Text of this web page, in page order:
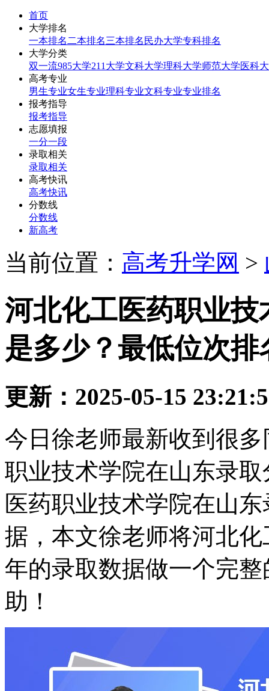
首页
大学排名
一本排名 二本排名三本排名 民办大学专科排名
大学分类
双一流985大学211大学文科大学理科大学师范大学医科
高考专业
男生专业女生专业理科专业文科专业专业排名
报考指导
报考指导
志愿填报
一分一段
录取相关
录取相关
高考快讯
高考快讯
分数线
分数线
新高考
当前位置： 高考升学网 >
河北化工医药职业
是多少？最低位次排
更新：2025-05-15
今日徐老师最新收到很
职业技术学院在山东录
医药职业技术学院在山
据，本文徐老师将河北
年的录取数据做一个完
助！